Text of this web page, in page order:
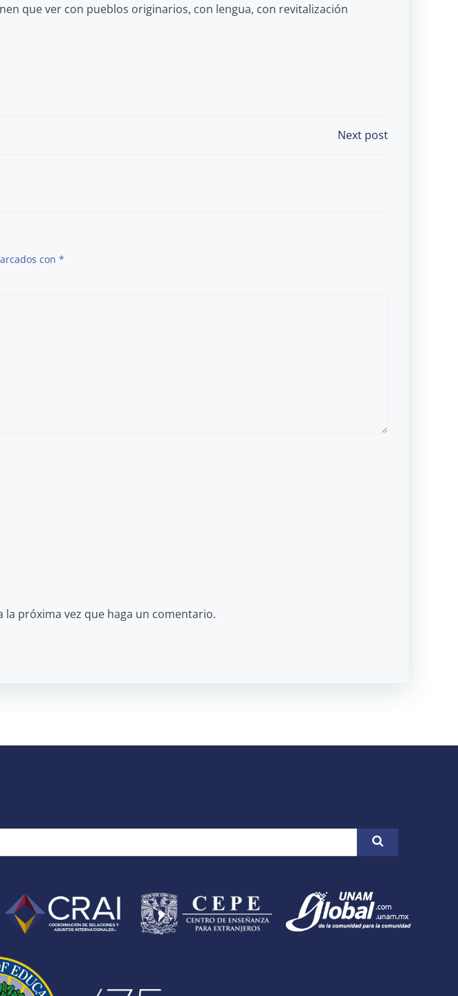
que ver con pueblos originarios, con lengua, con revitalización
Next post
con *
próxima vez que haga un comentario.